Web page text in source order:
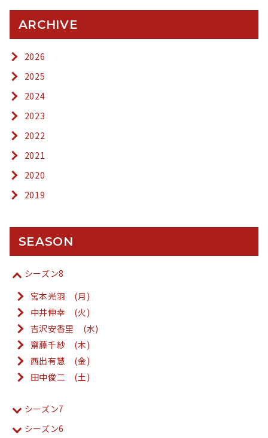
ARCHIVE
2026
2025
2024
2023
2022
2021
2020
2019
SEASON
シーズン8
宮本光羽 (月)
中井伸幸 (火)
吉沢安香里 (水)
齋藤千紗 (木)
西出有慧 (金)
田中俊二 (土)
シーズン7
シーズン6